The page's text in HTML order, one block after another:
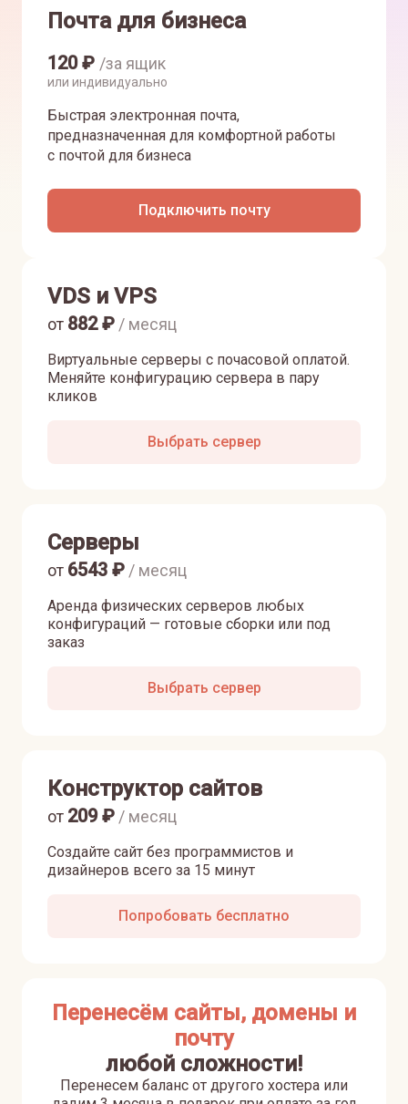
Почта для бизнеса
120₽ /за ящик
или индивидуально
Быстрая электронная почта,
предназначенная для комфортной работы
с почтой для бизнеса
Подключить почту
VDS и VPS
Виртуальные серверы с почасовой оплатой.
Меняйте конфигурацию сервера в пару
кликов
от 882₽ / месяц
Выбрать сервер
Серверы
Аренда физических серверов любых
конфигураций — готовые сборки или под
заказ
от 6543 ₽ / месяц
Выбрать сервер
Конструктор сайтов
Создайте сайт без программистов и
дизайнеров всего за 15 минут
от 209₽ / месяц
Попробовать бесплатно
Перенесём сайты, домены и
почту
любой сложности!
Перенесем баланс от другого хостера или